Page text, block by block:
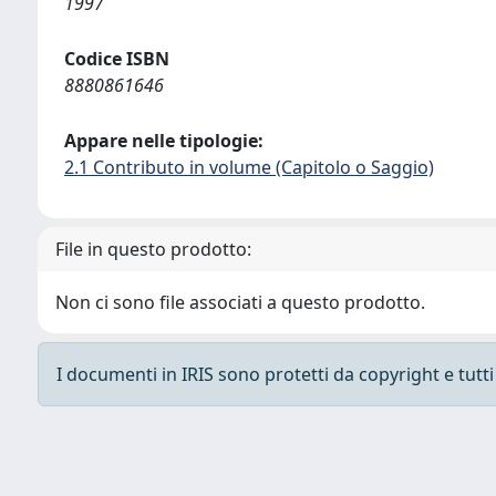
Codice ISBN
8880861646
Appare nelle tipologie:
2.1 Contributo in volume (Capitolo o Saggio)
File in questo prodotto:
Non ci sono file associati a questo prodotto.
I documenti in IRIS sono protetti da copyright e